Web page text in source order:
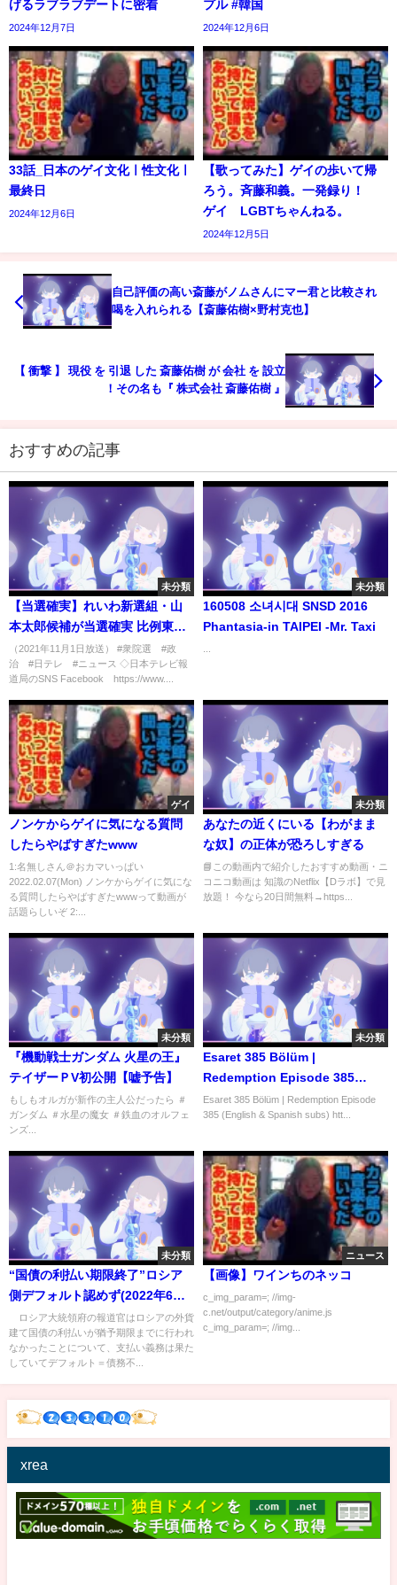
げるラブラブデートに密着
2024年12月7日
プル #韓国
2024年12月6日
33話_日本のゲイ文化ㅣ性文化ㅣ
最終日
2024年12月6日
【歌ってみた】ゲイの歩いて帰
ろう。斉藤和義。一発録り！
ゲイ LGBTちゃんねる。
2024年12月5日
自己評価の高い斎藤がノムさんにマー君と比較され
喝を入れられる【斎藤佑樹×野村克也】
【 衝撃 】 現役 を 引退 した 斎藤佑樹 が 会社 を 設立
！その名も『 株式会社 斎藤佑樹 』
おすすめの記事
未分類
【当選確実】れいわ新選組・山
本太郎候補が当選確実 比例東京
ブロック
（2021年11月1日放送） #衆院選 #政
治 #日テレ #ニュース ◇日本テレビ報
道局のSNS Facebook https://www....
未分類
‎16‎0‎5‎08 소녀시대 SNSD 2016
Phantasia-in TAIPEI -Mr. Taxi
ゲイ
ノンケからゲイに気になる質問
したらやばすぎたwww
1:名無しさん＠おカマいっぱい
2022.02.07(Mon) ノンケからゲイに気にな
る質問したらやばすぎたwwwって動画が
話題らしいぞ 2:...
未分類
あなたの近くにいる【わがまま
な奴】の正体が恐ろしすぎる
📘この動画内で紹介したおすすめ動画・ニ
コニコ動画は 知識のNetflix【Dラボ】で見
放題！ 今なら20日間無料→https...
未分類
『機動戦士ガンダム 火星の王』
テイザーＰV初公開【嘘予告】
もしもオルガが新作の主人公だったら ＃
ガンダム ＃水星の魔女 ＃鉄血のオルフェ
ンズ...
未分類
Esaret 385 Bölüm |
Redemption Episode 385
(English & Spanish subs)
Esaret 385 Bölüm | Redemption Episode
385 (English & Spanish subs) htt...
未分類
“国債の利払い期限終了”ロシア
側デフォルト認めず(2022年6月
28日)
ロシア大統領府の報道官はロシアの外貨
建て国債の利払いが猶予期限までに行われ
なかったことについて、支払い義務は果た
していてデフォルト＝債務不...
ニュース
【画像】ワインちのネッコ
c_img_param=; //img-
c.net/output/category/anime.js
c_img_param=; //img...
xrea